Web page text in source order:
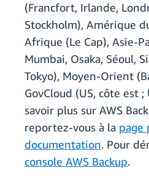
(Francfort, Irlande,
Stockholm), Amérique
Afrique (Le Cap), Asie-
Mumbai, Osaka, Séoul,
Tokyo), Moyen-Orient
GovCloud (US, côte est
savoir plus sur AWS
reportez-vous à la page
documentation. Pour
console AWS Backup.